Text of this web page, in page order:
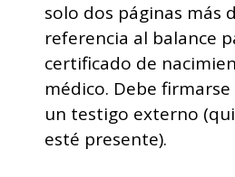
solo dos páginas más
referencia al balance
certificado de
médico. Debe
un testigo externo
esté presente).